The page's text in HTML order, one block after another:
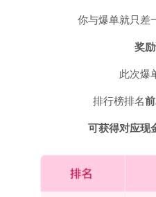
你与爆单就只差
奖
此次爆
排行榜排名
可获得对应现